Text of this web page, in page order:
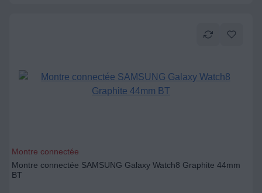
Montre connectée
Montre connectée SAMSUNG Galaxy Watch8 Graphite 44mm
BT